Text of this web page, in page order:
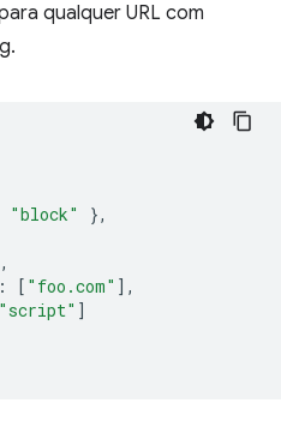
qualquer URL com
"block"
},
,
: [ "foo.com" ],
"script" ]